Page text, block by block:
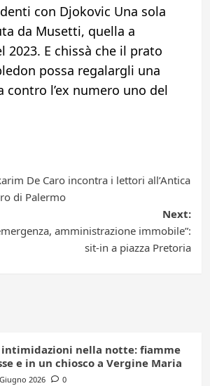
con Djokovic Una sola
da Musetti, quella a
2023. E chissà che il prato
possa regalargli una
contro l’ex numero uno del
De Caro incontra i lettori all’Antica
di Palermo
Next:
amministrazione immobile”:
sit-in a piazza Pretoria
intimidazioni nella notte: fiamme
e in un chiosco a Vergine Maria
2026 0